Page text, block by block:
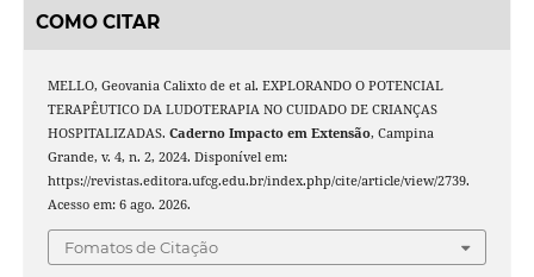
COMO CITAR
MELLO, Geovania Calixto de et al. EXPLORANDO O POTENCIAL
TERAPÊUTICO DA LUDOTERAPIA NO CUIDADO DE CRIANÇAS
HOSPITALIZADAS. Caderno Impacto em Extensão, Campina
Grande, v. 4, n. 2, 2024. Disponível em:
https://revistas.editora.ufcg.edu.br/index.php/cite/article/view/2739.
Acesso em: 6 ago. 2026.
Fomatos de Citação